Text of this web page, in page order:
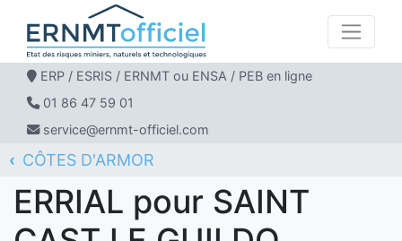
ERP / ESRIS / ERNMT ou ENSA / PEB en ligne
01 86 47 59 01
service@ernmt-officiel.com
ERNMT Officiel
ERRIAL
CÔTES D'ARMOR
SAINT CAST LE GUILDO
ERRIAL pour SAINT